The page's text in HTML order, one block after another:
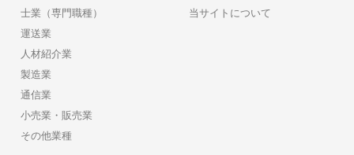
士業（専門職種）
運送業
人材紹介業
製造業
通信業
小売業・販売業
その他業種
当サイトについて